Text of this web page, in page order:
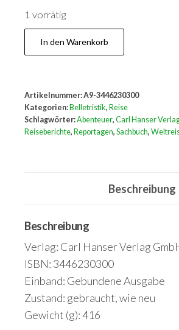
1 vorrätig
Der
entfesselte
Menge
In den Warenkorb
Artikelnummer:A9-3446230300
Kategorien: Belletristik, Reise
Schlagwörter:Abenteuer, Carl Hanser
Reiseberichte, Reportagen, Sachbuch,
Beschreibung
Beschreibung
Verlag: Carl Hanser Verlag
ISBN: 3446230300
Einband: Gebundene Ausgabe
Zustand: gebraucht, wie neu
Gewicht (g): 416